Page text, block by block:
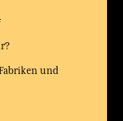
und